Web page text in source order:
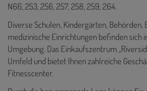
N66, 253, 256, 257, 258, 259, 264.
Diverse Schulen, Kindergärten, Behörden,
medizinische Einrichtungen befinden sich
Umgebung. Das Einkaufszentrum
Umfeld und bietet Ihnen zahlreiche
Fitnesscenter.